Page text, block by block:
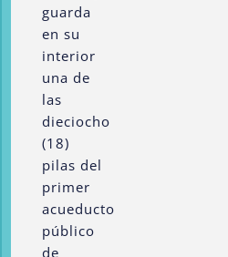
guarda
en su
interior
una de
las
dieciocho
(18)
pilas del
primer
acueducto
público
de